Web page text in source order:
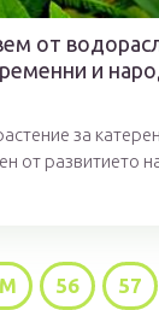
от
и
за
от развитието
56 57